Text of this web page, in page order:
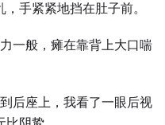
手紧紧地挡在肚子前。
一般，瘫在靠背上大口喘
后座上，我看了一眼后视